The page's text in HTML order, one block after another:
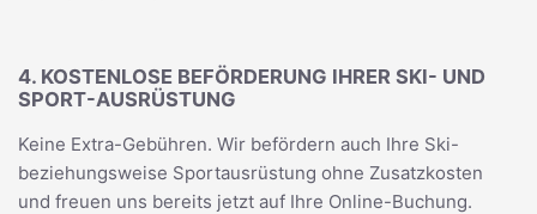
4. KOSTENLOSE BEFÖRDERUNG IHRER SKI- UND
SPORT-AUSRÜSTUNG
Keine Extra-Gebühren. Wir befördern auch Ihre Ski-
beziehungsweise Sportausrüstung ohne Zusatzkosten
und freuen uns bereits jetzt auf Ihre Online-Buchung.